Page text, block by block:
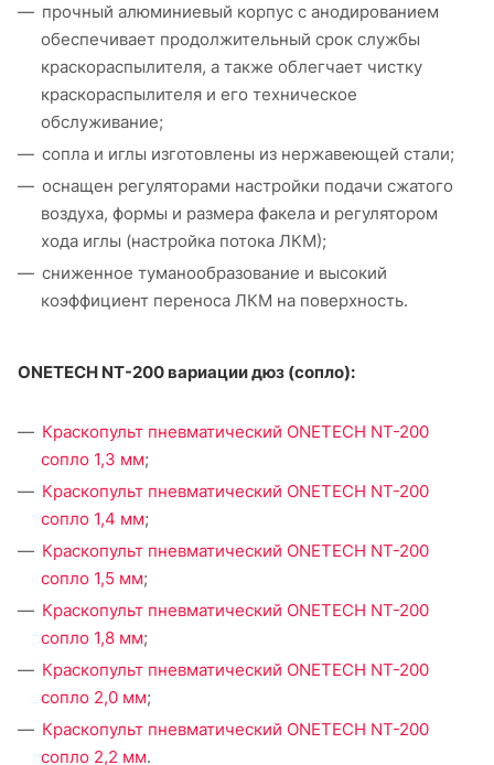
прочный алюминиевый корпус с анодированием
обеспечивает продолжительный срок службы
краскораспылителя, а также облегчает чистку
краскораспылителя и его техническое
обслуживание;
сопла и иглы изготовлены из нержавеющей стали;
оснащен регуляторами настройки подачи сжатого
воздуха, формы и размера факела и регулятором
хода иглы (настройка потока ЛКМ);
сниженное туманообразование и высокий
коэффициент переноса ЛКМ на поверхность.
ONETECH NT-200 вариации дюз (сопло):
Краскопульт пневматический ONETECH NT-200
сопло 1,3 мм;
Краскопульт пневматический ONETECH NT-200
сопло 1,4 мм;
Краскопульт пневматический ONETECH NT-200
сопло 1,5 мм;
Краскопульт пневматический ONETECH NT-200
сопло 1,8 мм;
Краскопульт пневматический ONETECH NT-200
сопло 2,0 мм;
Краскопульт пневматический ONETECH NT-200
сопло 2,2 мм.